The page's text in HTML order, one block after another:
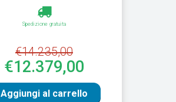
Spedizione gratuita
€14.235,00
€12.379,00
Aggiungi al carrello